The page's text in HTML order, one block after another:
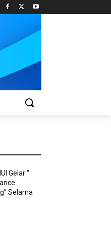
Gelar “
Selama